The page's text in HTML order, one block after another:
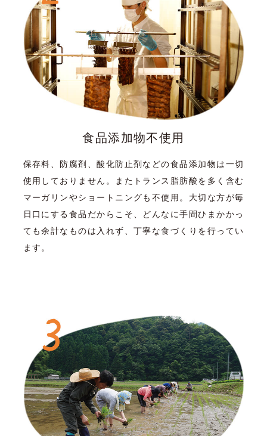
食品添加物不使用
保存料、防腐剤、酸化防止剤などの食品添加物は一切
使用しておりません。またトランス脂肪酸を多く含む
マーガリンやショートニングも不使用。大切な方が毎
日口にする食品だからこそ、どんなに手間ひまかかっ
ても余計なものは入れず、丁寧な食づくりを行ってい
ます。